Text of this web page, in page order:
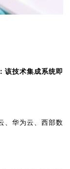
该技术集成系统即
、华为云、西部数